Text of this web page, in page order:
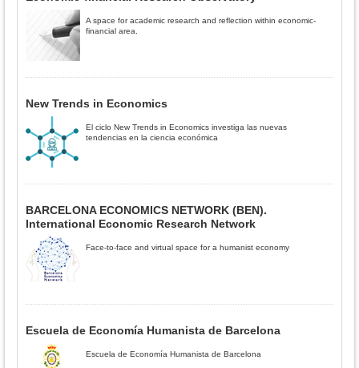
A space for academic research and reflection within economic-
financial area.
New Trends in Economics
El ciclo New Trends in Economics investiga las nuevas
tendencias en la ciencia económica
BARCELONA ECONOMICS NETWORK (BEN).
International Economic Research Network
Face-to-face and virtual space for a humanist economy
Escuela de Economía Humanista de Barcelona
Escuela de Economía Humanista de Barcelona